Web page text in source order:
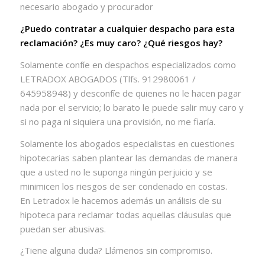
necesario abogado y procurador
¿Puedo contratar a cualquier despacho para esta
reclamación? ¿Es muy caro? ¿Qué riesgos hay?
Solamente confíe en despachos especializados como
LETRADOX ABOGADOS (Tlfs. 912980061 /
645958948) y desconfíe de quienes no le hacen pagar
nada por el servicio; lo barato le puede salir muy caro y
si no paga ni siquiera una provisión, no me fiaría.
Solamente los abogados especialistas en cuestiones
hipotecarias saben plantear las demandas de manera
que a usted no le suponga ningún perjuicio y se
minimicen los riesgos de ser condenado en costas.
En Letradox le hacemos además un análisis de su
hipoteca para reclamar todas aquellas cláusulas que
puedan ser abusivas.
¿Tiene alguna duda? Llámenos sin compromiso.